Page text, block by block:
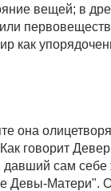
вещей; в
как
она
говорит
сам себе
Девы-Матери".